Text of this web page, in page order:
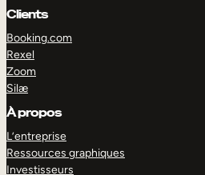
Clients
Booking.com
Rexel
Zoom
Silæ
À propos
L’entreprise
Ressources graphiques
Investisseurs